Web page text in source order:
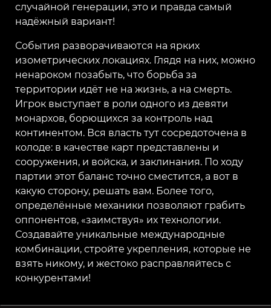
случайной генерации, это и правда самый
надёжный вариант!
События разворачиваются на ярких
изометрических локациях. Глядя на них, можно
ненароком позабыть, что борьба за
территории идёт не на жизнь, а на смерть.
Игрок выступает в роли одного из девяти
монархов, борющихся за контроль над
континентом. Вся власть тут сосредоточена в
колоде: в качестве карт представлены и
сооружения, и войска, и заклинания. По ходу
партии этот баланс точно сместится, а вот в
какую сторону, решать вам. Более того,
определённые механики позволяют грабить
оппонентов, «заимствуя» их технологии.
Создавайте уникальные международные
комбинации, стройте укрепления, которые не
взять никому, и жестоко расправляйтесь с
конкурентами!